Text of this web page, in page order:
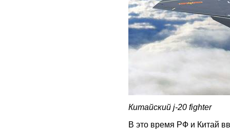
Китайский j-20 fighter
В это время РФ и Китай